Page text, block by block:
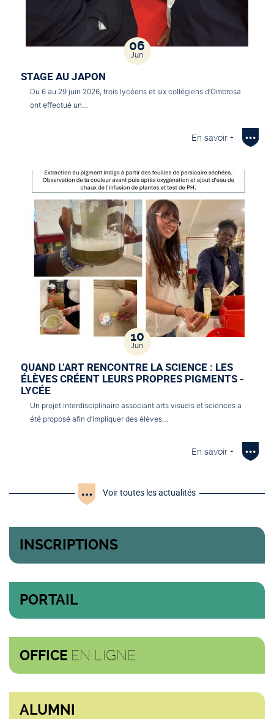
06
Jun
STAGE AU JAPON
Du 6 au 29 juin 2026, trois lycéens et six collégiens d’Ombrosa
ont effectué un…
En savoir +
10
Jun
QUAND L’ART RENCONTRE LA SCIENCE : LES
ÉLÈVES CRÉENT LEURS PROPRES PIGMENTS -
LYCÉE
Un projet interdisciplinaire associant arts visuels et sciences a
été proposé afin d’impliquer des élèves…
En savoir +
Voir toutes les actualités
INSCRIPTIONS
PORTAIL
OFFICE EN LIGNE
ALUMNI